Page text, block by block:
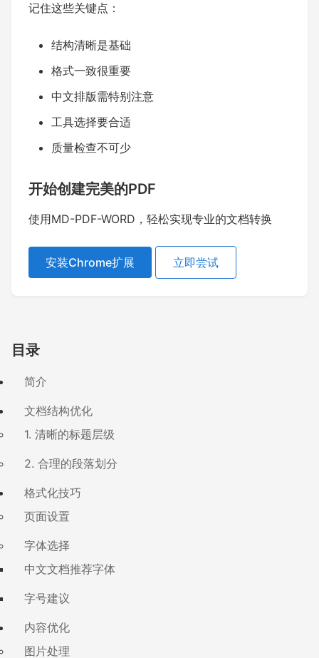
记住这些关键点：
结构清晰是基础
格式一致很重要
中文排版需特别注意
工具选择要合适
质量检查不可少
开始创建完美的PDF
使用MD-PDF-WORD，轻松实现专业的文档转换
安装Chrome扩展 立即尝试
目录
简介
文档结构优化
1. 清晰的标题层级
2. 合理的段落划分
格式化技巧
页面设置
字体选择
中文文档推荐字体
字号建议
内容优化
图片处理